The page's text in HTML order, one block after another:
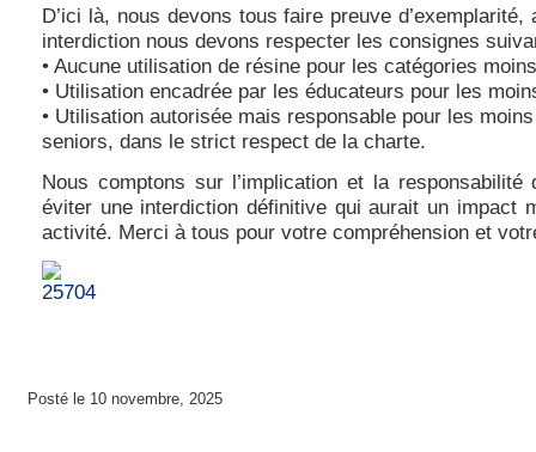
D’ici là, nous devons tous faire preuve d’exemplarité,
interdiction nous devons respecter les consignes
• Aucune utilisation de résine pour les catégories
• Utilisation encadrée par les éducateurs pour les
• Utilisation autorisée mais responsable pour les
seniors, dans le strict respect de la charte.
Nous comptons sur l’implication et la responsabilité
éviter une interdiction définitive qui aurait un impact
activité. Merci à tous pour votre compréhension et
Posté le 10 novembre, 2025